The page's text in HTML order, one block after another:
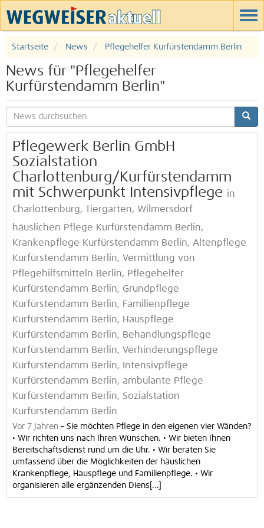
Startseite News Pflegehelfer Kurfürstendamm Berlin
News für "Pflegehelfer
Kurfürstendamm Berlin"
Pflegewerk Berlin GmbH
Sozialstation
Charlottenburg/Kurfürstendamm
mit Schwerpunkt Intensivpflege in
Charlottenburg, Tiergarten, Wilmersdorf
häuslichen Pflege Kurfürstendamm Berlin,
Krankenpflege Kurfürstendamm Berlin, Altenpflege
Kurfürstendamm Berlin, Vermittlung von
Pflegehilfsmitteln Berlin, Pflegehelfer
Kurfürstendamm Berlin, Grundpflege
Kurfürstendamm Berlin, Familienpflege
Kurfürstendamm Berlin, Hauspflege
Kurfürstendamm Berlin, Behandlungspflege
Kurfürstendamm Berlin, Verhinderungspflege
Kurfürstendamm Berlin, Intensivpflege
Kurfürstendamm Berlin, ambulante Pflege
Kurfürstendamm Berlin, Sozialstation
Kurfürstendamm Berlin
Vor 7 Jahren – Sie möchten Pflege in den eigenen vier Wänden?
• Wir richten uns nach Ihren Wünschen. • Wir bieten Ihnen
Bereitschaftsdienst rund um die Uhr. • Wir beraten Sie
umfassend über die Möglichkeiten der häuslichen
Krankenpflege, Hauspflege und Familienpflege. • Wir
organisieren alle ergänzenden Diens[...]